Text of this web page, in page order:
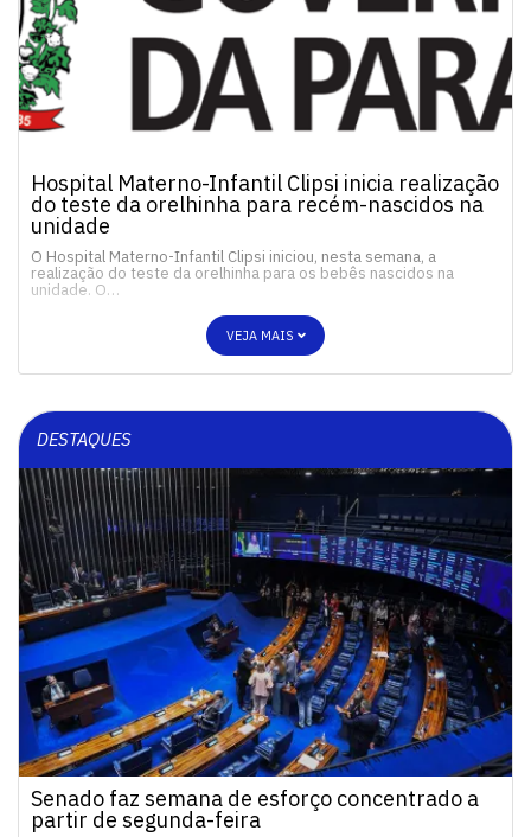
Hospital Materno-Infantil Clipsi inicia realização
do teste da orelhinha para recém-nascidos na
unidade
O Hospital Materno-Infantil Clipsi iniciou, nesta semana, a
realização do teste da orelhinha para os bebês nascidos na
unidade. O…
VEJA MAIS
DESTAQUES
Senado faz semana de esforço concentrado a
partir de segunda-feira